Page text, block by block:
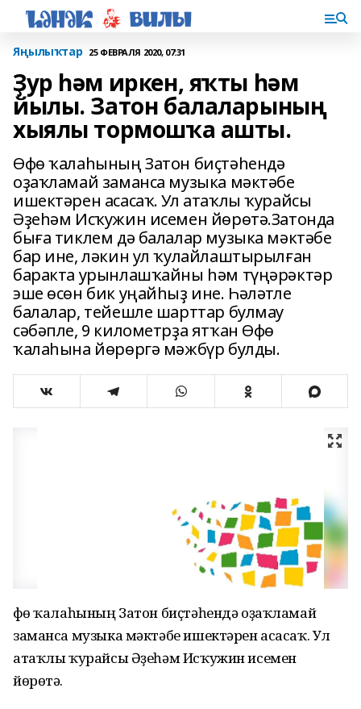
Яңылыҡтар 25 ФЕВРАЛЯ 2020, 07:31
Ҙур һәм иркен, яҡты һәм
йылы. Затон балаларының
хыялы тормошҡа ашты.
Өфө ҡалаһының Затон биҫтәһендә
оҙаҡламай заманса музыка мәктәбе
ишектәрен асасаҡ. Ул атаҡлы ҡурайсы
Әҙеһәм Исҡужин исемен йөрөтә.Затонда
быға тиклем дә балалар музыка мәктәбе
бар ине, ләкин ул ҡулайлаштырылған
баракта урынлашҡайны һәм түңәрәктәр
эше өсөн бик уңайһыҙ ине. Һәләтле
балалар, тейешле шарттар булмау
сәбәпле, 9 километрҙа ятҡан Өфө
ҡалаһына йөрөргә мәжбүр булды.
Өфө ҡалаһының Затон биҫтәһендә оҙаҡламай
заманса музыка мәктәбе ишектәрен асасаҡ. Ул
атаҡлы ҡурайсы Әҙеһәм Исҡужин исемен
йөрөтә.